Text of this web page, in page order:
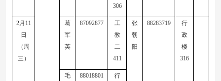
306
2月 11
日
（周
三）
葛
军
英
87092877
工
教
二
411
张
朝
阳
88283719
行
政
楼
316
毛
88018801
行